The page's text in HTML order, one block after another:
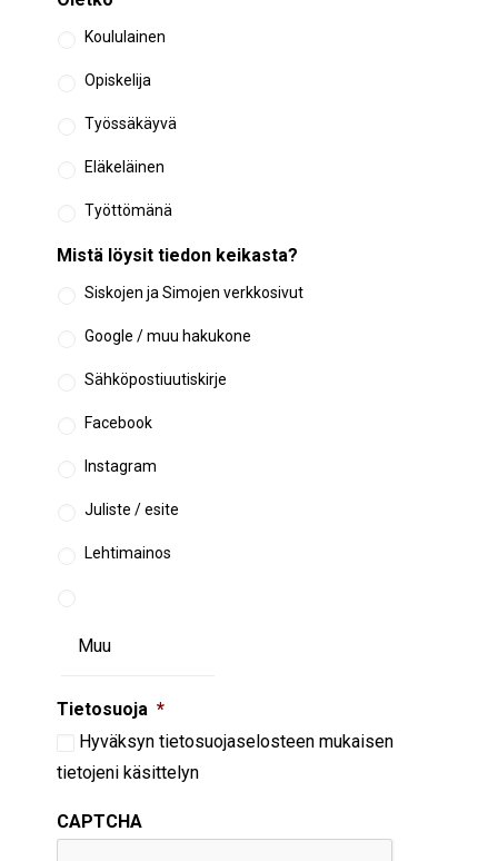
Koululainen
Opiskelija
Työssäkäyvä
Eläkeläinen
Työttömänä
Mistä löysit tiedon keikasta?
Siskojen ja Simojen verkkosivut
Google / muu hakukone
Sähköpostiuutiskirje
Facebook
Instagram
Juliste / esite
Lehtimainos
Tietosuoja *
Hyväksyn tietosuojaselosteen mukaisen
tietojeni käsittelyn
CAPTCHA